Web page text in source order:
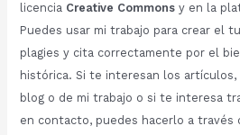
licencia Creative Commonsy en la
Puedes usar mi trabajo para crear el
plagies y cita correctamente por el
histórica. Si te interesan los
blog o de mi trabajo o si te interesa
en contacto, puedes hacerlo a través